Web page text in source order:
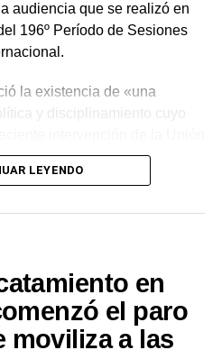
audiencia que se realizó en
196º Período de Sesiones
la existencia de «una
y disciplinamiento cuyo
y la persecución mediática,
desplegada por funcionarios
es beneficiar sólo a los
márgenes de rentabilidad a
Jornadas más extensas
el secretario general de ATE,
LEYENDO
en
el paro
moviliza a las